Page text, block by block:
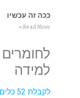
ככה זה עכשיו
Read More »
למידה